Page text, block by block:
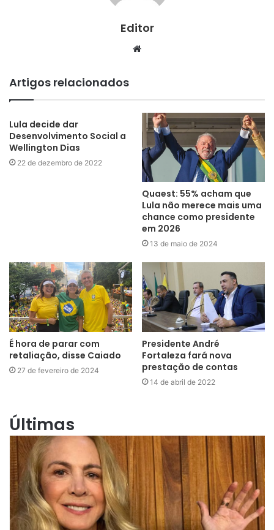
Editor
Website
Artigos relacionados
Lula decide dar
Desenvolvimento Social a
Wellington Dias
22 de dezembro de 2022
Quaest: 55% acham que
Lula não merece mais uma
chance como presidente
em 2026
13 de maio de 2024
É hora de parar com
retaliação, disse Caiado
27 de fevereiro de 2024
Presidente André
Fortaleza fará nova
prestação de contas
14 de abril de 2022
Últimas